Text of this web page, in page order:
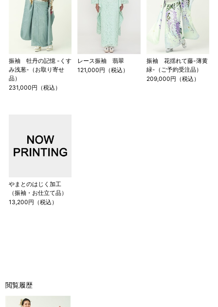
振袖 牡丹の記憶 -くす
み浅葱-（お取り寄せ
品）
231,000円（税込）
レース振袖 翡翠
121,000円（税込）
振袖 花揺れて藤-薄黄
緑-（ご予約受注品）
209,000円（税込）
やまとのはじく加工
（振袖・お仕立て品）
13,200円（税込）
閲覧履歴